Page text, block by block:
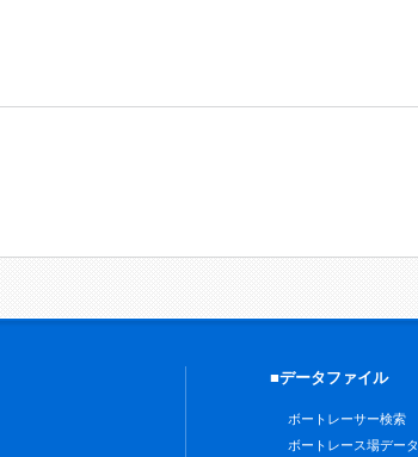
■データファイル
ボートレーサー検索
ボートレース場データ